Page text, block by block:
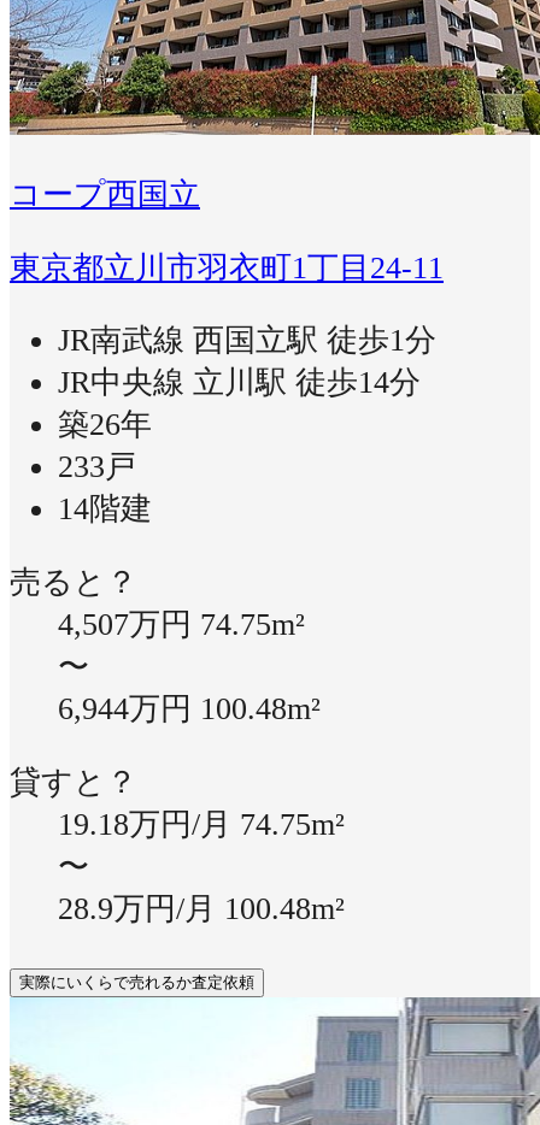
コープ西国立
東京都立川市羽衣町1丁目24-11
JR南武線 西国立駅 徒歩1分
JR中央線 立川駅 徒歩14分
築26年
233戸
14階建
売ると？
4,507万円 74.75m²
〜
6,944万円 100.48m²
貸すと？
19.18万円/月 74.75m²
〜
28.9万円/月 100.48m²
実際にいくらで売れるか査定依頼